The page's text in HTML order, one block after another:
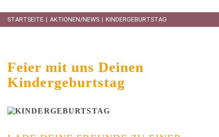
SIE SIND HIER
STARTSEITE AKTIONEN/NEWS KINDERGEBURTSTAG
Feier mit uns Deinen
Kindergeburtstag